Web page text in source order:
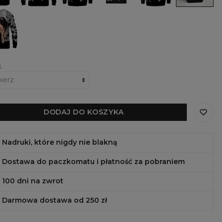
Girl iPhone,
DODAJ DO KOSZYKA
Nadruki, które nigdy nie blakną
Dostawa do paczkomatu i płatność za pobraniem
100 dni na zwrot
Darmowa dostawa od 250 zł